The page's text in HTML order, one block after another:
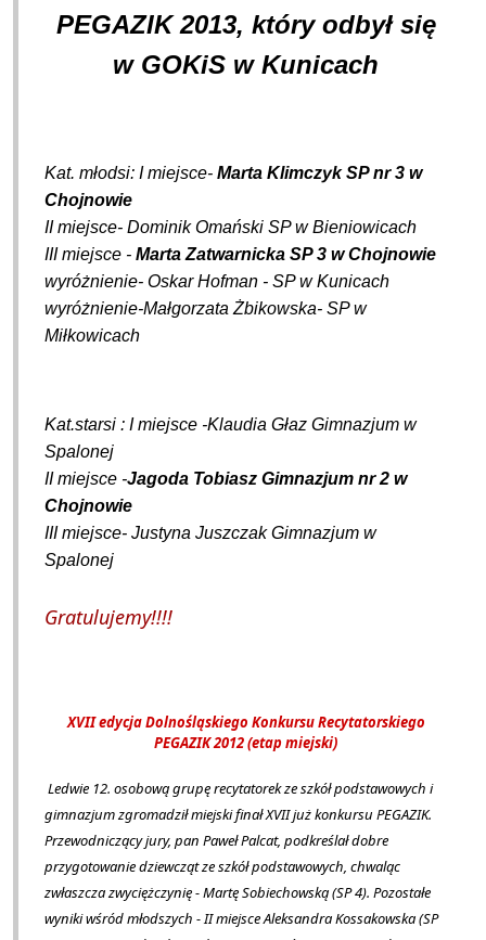
PEGAZIK 2013, który odbył się
w GOKiS w Kunicach
Kat. młodsi: I miejsce- Marta Klimczyk SP nr 3 w
Chojnowie
II miejsce- Dominik Omański SP w Bieniowicach
III miejsce - Marta Zatwarnicka SP 3 w Chojnowie
wyróżnienie- Oskar Hofman - SP w Kunicach
wyróżnienie-Małgorzata Żbikowska- SP w
Miłkowicach
Kat.starsi : I miejsce -Klaudia Głaz Gimnazjum w
Spalonej
II miejsce -Jagoda Tobiasz Gimnazjum nr 2 w
Chojnowie
III miejsce- Justyna Juszczak Gimnazjum w
Spalonej
Gratulujemy!!!!
XVII edycja Dolnośląskiego Konkursu Recytatorskiego
PEGAZIK 2012 (etap miejski)
Ledwie 12. osobową grupę recytatorek ze szkół podstawowych i
gimnazjum zgromadził miejski finał XVII już konkursu PEGAZIK.
Przewodniczący jury, pan Paweł Palcat, podkreślał dobre
przygotowanie dziewcząt ze szkół podstawowych, chwaląc
zwłaszcza zwyciężczynię - Martę Sobiechowską (SP 4). Pozostałe
wyniki wśród młodszych - II miejsce Aleksandra Kossakowska (SP